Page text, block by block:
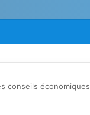
conseils